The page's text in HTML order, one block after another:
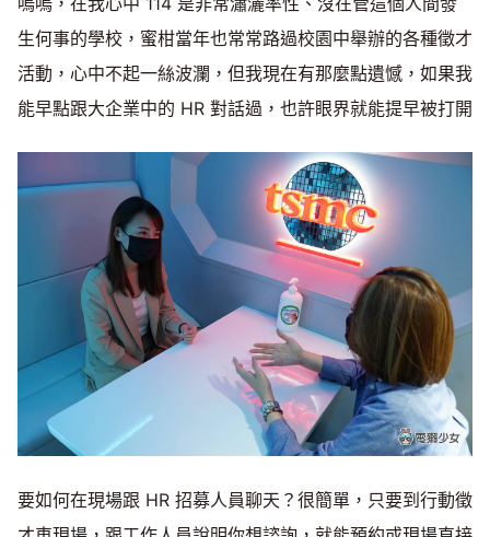
生何事的學校，蜜柑當年也常常路過校園中舉辦的各種徵才
活動，心中不起一絲波瀾，但我現在有那麼點遺憾，如果我
能早點跟大企業中的 HR 對話過，也許眼界就能提早被打開
要如何在現場跟 HR 招募人員聊天？很簡單，只要到行動徵